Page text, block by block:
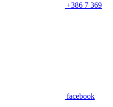
+386 7 369
facebook